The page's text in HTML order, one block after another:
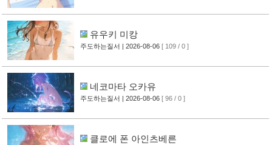
유우키 미캉
주도하는질서 | 2026-08-06 [ 109 / 0 ]
네코마타 오카유
주도하는질서 | 2026-08-06 [ 96 / 0 ]
클로에 폰 아인츠베른